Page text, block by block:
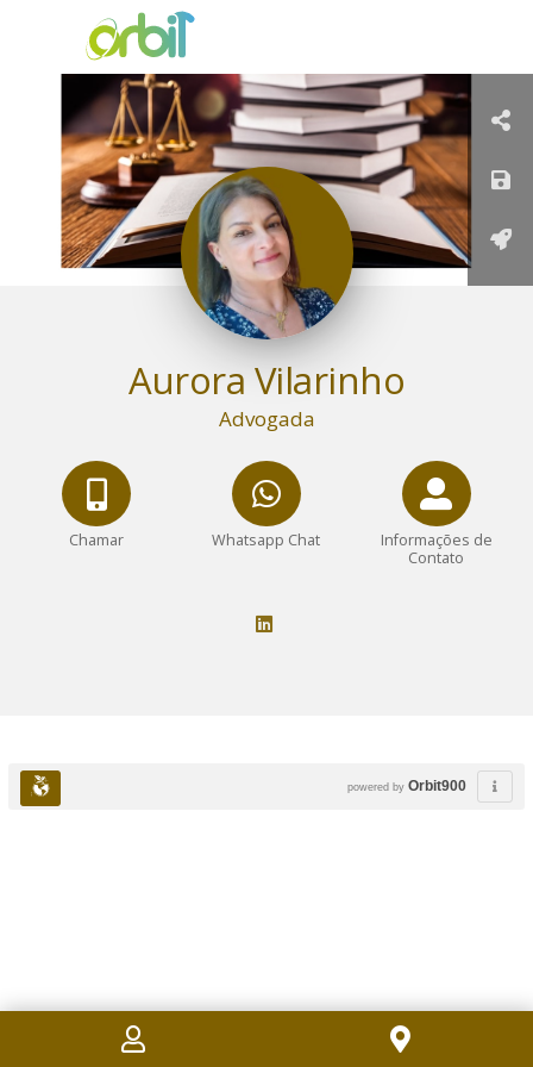
Aurora Vilarinho
Advogada
Chamar Whatsapp Chat
Informações de
Contato
powered by Orbit900